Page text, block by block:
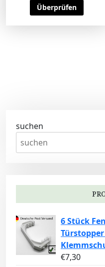
Überprüfen
suchen
6 Stück
€7,30